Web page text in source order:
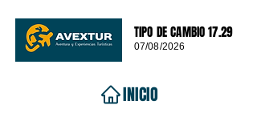
TIPO DE CAMBIO 17.29
07/08/2026
INICIO